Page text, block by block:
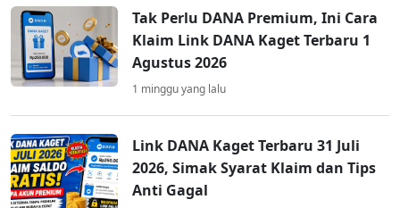
Tak Perlu DANA Premium, Ini Cara
Klaim Link DANA Kaget Terbaru 1
Agustus 2026
1 minggu yang lalu
Link DANA Kaget Terbaru 31 Juli
2026, Simak Syarat Klaim dan Tips
Anti Gagal